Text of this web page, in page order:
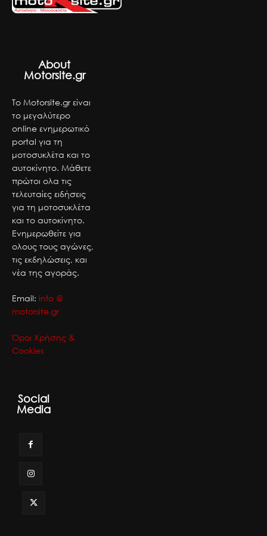
About
Motorsite.gr
Το Motorsite.gr είναι
το μεγαλύτερο
online ενημερωτικό
portal για τη
μοτοσυκλέτα και το
αυτοκίνητο. Μάθετε
πρώτοι ολα τις
τελευταίες ειδήσεις
για τη μοτοσυκλέτα
και το αυτοκίνητο.
Ενημερωθείτε για
ολους τους αγώνες,
τις εκδηλώσεις, και
νέα της αγοράς.
Email: info @
motorsite.gr
Όροι Χρήσης &
Cookies
Social
Media